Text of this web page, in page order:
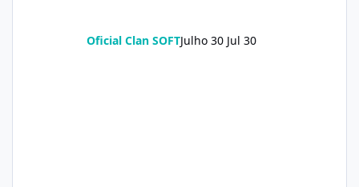
Oficial Clan SOFTJulho 30 Jul 30